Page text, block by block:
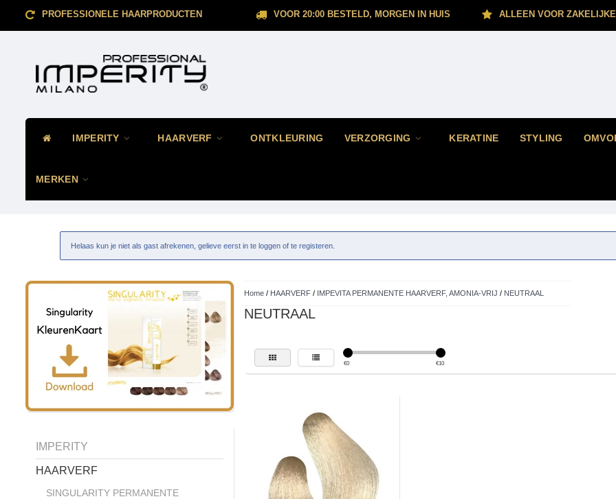
PROFESSIONELE HAARPRODUCTEN VOOR 20:00 BESTELD, MORGEN IN HUIS ALLEEN VOOR
IMPERITY HAARVERF ONTKLEURING VERZORGING KERATINE STYLING
MERKEN
Helaas kun je niet als gast afrekenen, gelieve eerst in te loggen of te registeren.
IMPERITY
HAARVERF
SINGULARITY PERMANENTE
Home/ HAARVERF/ IMPEVITA PERMANENTE HAARVERF, AMONIA-VRIJ / NEUTRAAL
NEUTRAAL
€0 €10